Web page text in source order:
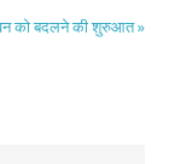
को बदलने की शुरुआत »